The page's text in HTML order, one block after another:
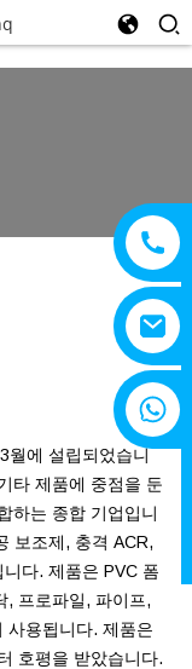
월에 설립되었습니
타 제품에 중점을 둔
하는 종합 기업입니
보조제, 충격 ACR,
다. 제품은 PVC 폼
, 프로파일, 파이프,
사용됩니다. 제품은
호평을 받았습니다.